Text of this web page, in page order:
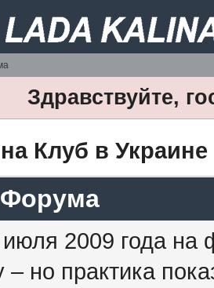
Здравствуйте,
Клуб в Украине
июля 2009 года
но практика